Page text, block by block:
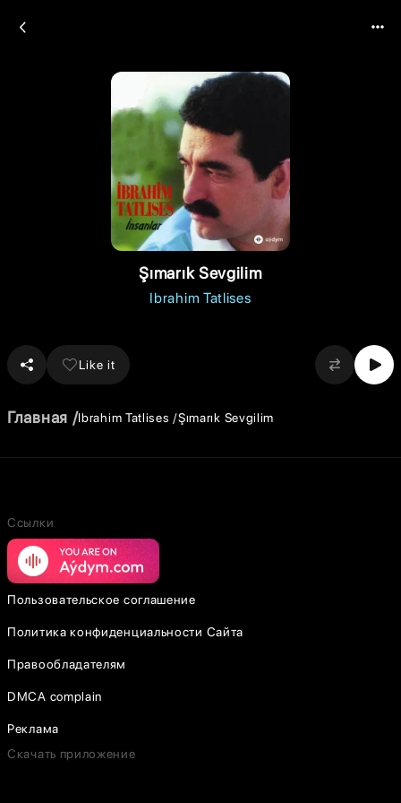
Şımarık Sevgilim
Ibrahim Tatlises
Like it
Главная Ibrahim Tatlises Şımarık Sevgilim
Ссылки
Пользовательское соглашение
Политика конфиденциальности Сайта
Правообладателям
DMCA complain
Реклама
Скачать приложение